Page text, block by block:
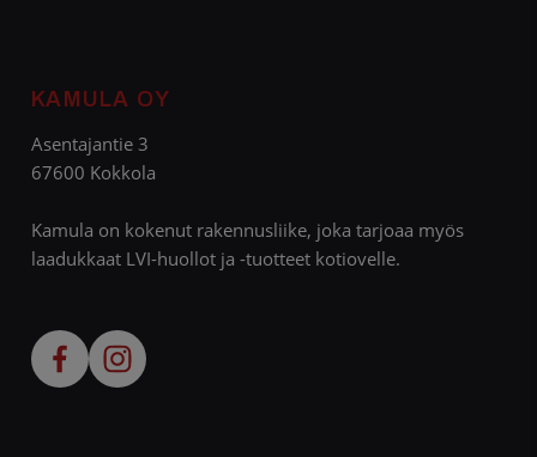
KAMULA OY
Asentajantie 3
67600 Kokkola
Kamula on kokenut rakennusliike, joka tarjoaa myös
laadukkaat LVI-huollot ja -tuotteet kotiovelle.